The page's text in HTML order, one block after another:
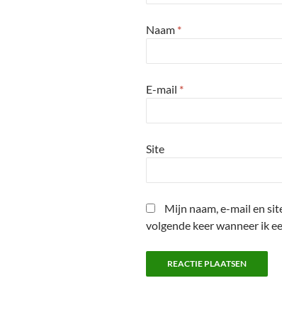
Naam *
E-mail *
Site
Mijn naam, e-mail en
volgende keer wanneer ik